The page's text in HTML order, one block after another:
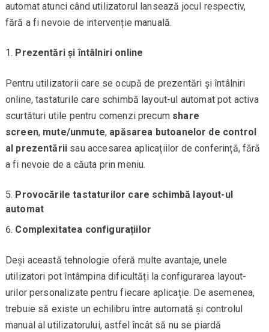
automat atunci când utilizatorul lansează jocul respectiv,
fără a fi nevoie de intervenție manuală.
Prezentări și întâlniri online
Pentru utilizatorii care se ocupă de prezentări și întâlniri
online, tastaturile care schimbă layout-ul automat pot activa
scurtături utile pentru comenzi precum share
screen, mute/unmute, apăsarea butoanelor de control
al prezentării sau accesarea aplicațiilor de conferință, fără
a fi nevoie de a căuta prin meniu.
Provocările tastaturilor care schimbă layout-ul
automat
Complexitatea configurațiilor
Deși această tehnologie oferă multe avantaje, unele
utilizatori pot întâmpina dificultăți la configurarea layout-
urilor personalizate pentru fiecare aplicație. De asemenea,
trebuie să existe un echilibru între automată și controlul
manual al utilizatorului, astfel încât să nu se piardă